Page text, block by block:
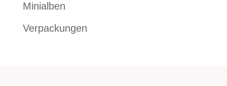
Minialben
Verpackungen